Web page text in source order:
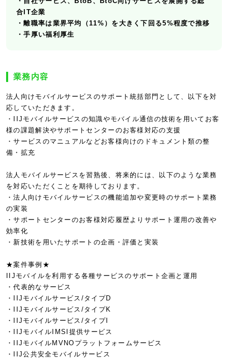
合IT企業
・離職率は業界平均（11%）を大きく下回る5%程度で推移
・手厚い福利厚生
業務内容
法人向けモバイルサービスのサポート統括部門として、以下を対
応していただきます。
・IIJモバイルサービスの知識やモバイル通信の技術を用いてお客
様の課題解決やサポートセンターのお客様対応の支援
・サービスのマニュアルなどお客様向けのドキュメント類の整
備・拡充
法人モバイルサービスを習熟後、将来的には、以下のような業務
を対応いただくことを期待しております。
・法人向けモバイルサービスの機能追加や変更時のサポート業務
の実装
・サポートセンターのお客様対応履歴よりサポート運用の改善や
効率化
・新技術を用いたサポートの企画・評価と実装
★案件事例★
IIJモバイルを利用する各種サービスのサポート企画と運用
・代表的なサービス
・IIJモバイルサービス/タイプD
・IIJモバイルサービス/タイプK
・IIJモバイルサービス/タイプI
・IIJモバイルIMSI提供サービス
・IIJモバイルMVNOプラットフォームサービス
・IIJ公共安全モバイルサービス